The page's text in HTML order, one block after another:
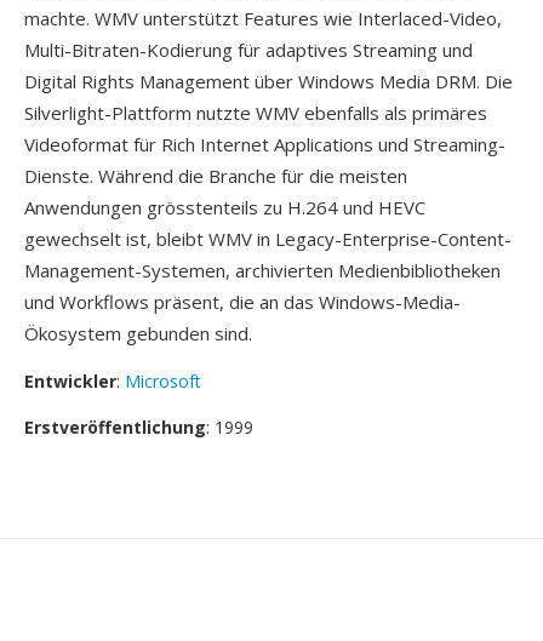
machte. WMV unterstützt Features wie Interlaced-Video,
Multi-Bitraten-Kodierung für adaptives Streaming und
Digital Rights Management über Windows Media DRM. Die
Silverlight-Plattform nutzte WMV ebenfalls als primäres
Videoformat für Rich Internet Applications und Streaming-
Dienste. Während die Branche für die meisten
Anwendungen grösstenteils zu H.264 und HEVC
gewechselt ist, bleibt WMV in Legacy-Enterprise-Content-
Management-Systemen, archivierten Medienbibliotheken
und Workflows präsent, die an das Windows-Media-
Ökosystem gebunden sind.
Entwickler: Microsoft
Erstveröffentlichung: 1999